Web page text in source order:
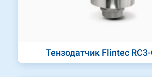
Тензодатчик Flintec